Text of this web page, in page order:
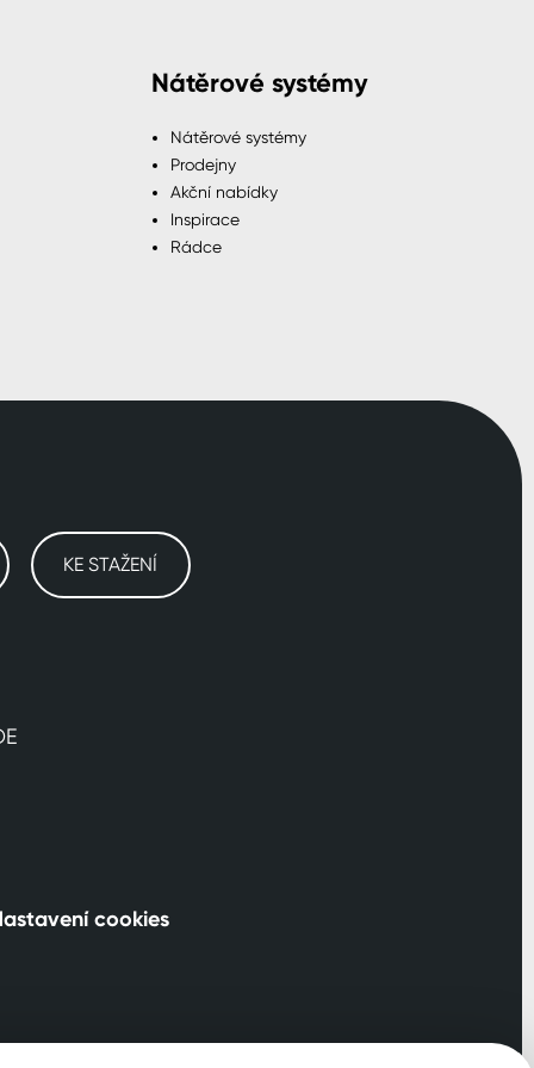
Nátěrové systémy
Nátěrové systémy
Prodejny
Akční nabídky
Inspirace
Rádce
KE STAŽENÍ
cookies